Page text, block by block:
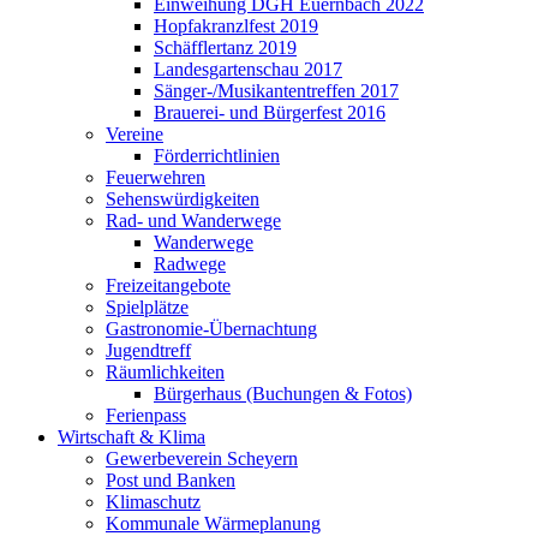
Einweihung DGH Euernbach 2022
Hopfakranzlfest 2019
Schäfflertanz 2019
Landesgartenschau 2017
Sänger-/Musikantentreffen 2017
Brauerei- und Bürgerfest 2016
Vereine
Förderrichtlinien
Feuerwehren
Sehenswürdigkeiten
Rad- und Wanderwege
Wanderwege
Radwege
Freizeitangebote
Spielplätze
Gastronomie-Übernachtung
Jugendtreff
Räumlichkeiten
Bürgerhaus (Buchungen & Fotos)
Ferienpass
Wirtschaft & Klima
Gewerbeverein Scheyern
Post und Banken
Klimaschutz
Kommunale Wärmeplanung